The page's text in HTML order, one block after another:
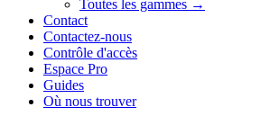
Toutes les gammes →
Contact
Contactez-nous
Contrôle d'accès
Espace Pro
Guides
Où nous trouver